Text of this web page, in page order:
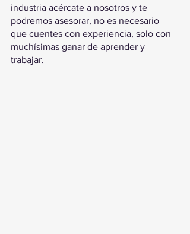
industria acércate a nosotros y te
podremos asesorar, no es necesario
que cuentes con experiencia, solo con
muchísimas ganar de aprender y
trabajar.